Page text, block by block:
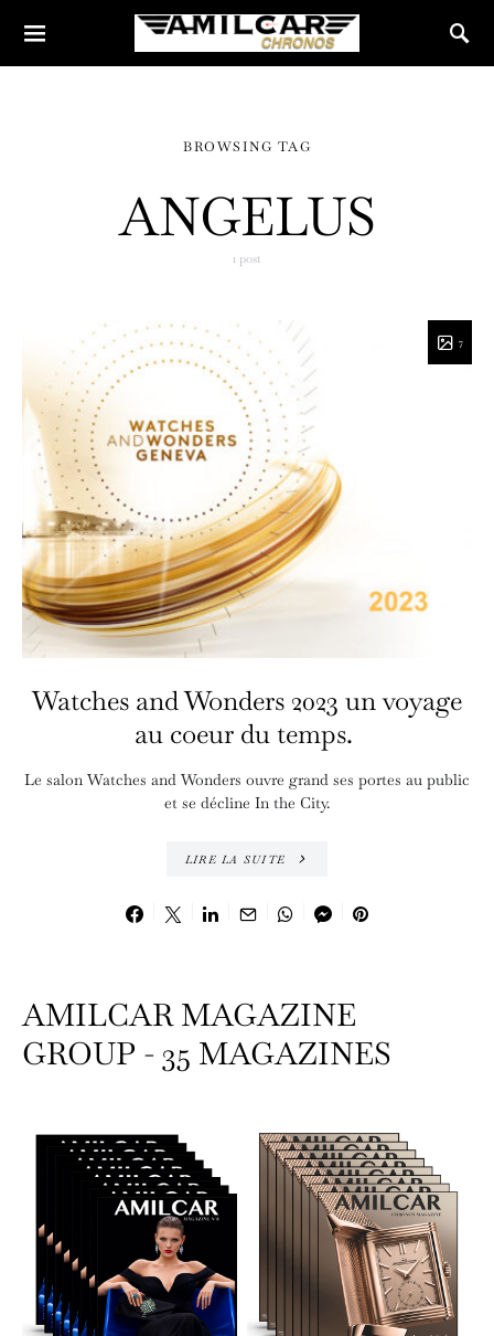
BROWSING TAG
ANGELUS
1 post
7
Watches and Wonders 2023 un voyage
au coeur du temps.
Le salon Watches and Wonders ouvre grand ses portes au public
et se décline In the City.
LIRE LA SUITE
AMILCAR MAGAZINE
GROUP - 35 MAGAZINES